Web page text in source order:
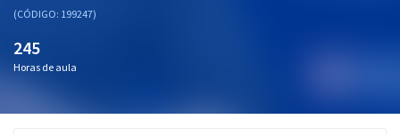
(CÓDIGO: 199247)
245
Horas de aula